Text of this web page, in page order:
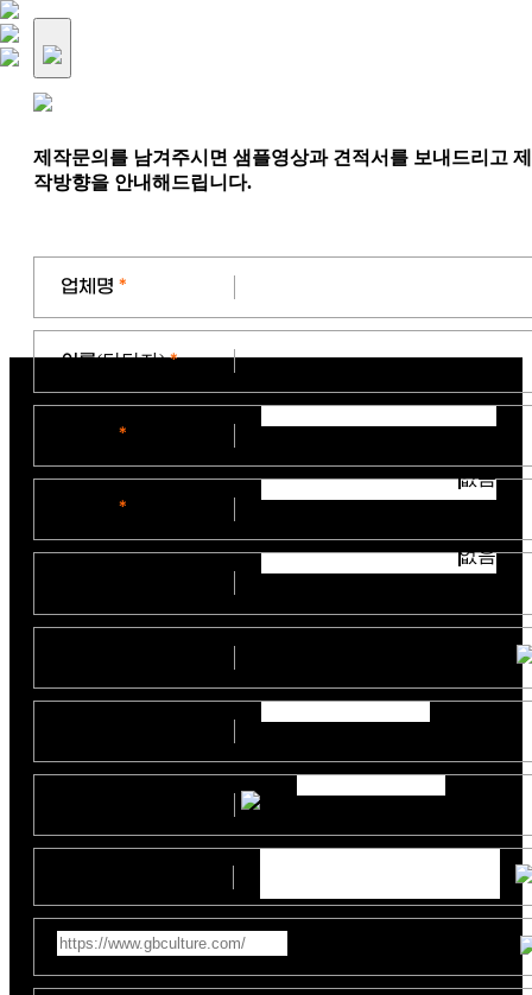
제작문의를 남겨주시면 샘플영상과 견적서를 보내드리고 제
작방향을 안내해드립니다.
업체명 *
이름(담당자) *
*
*
없음
없음